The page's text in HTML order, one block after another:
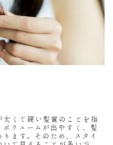
くて硬い髪質のことを指
リュームが出やすく、髪
ます。そのため、スタイ